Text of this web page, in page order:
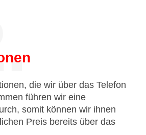
die wir über das Telefon
führen wir eine
somit können wir ihnen
Preis bereits über das